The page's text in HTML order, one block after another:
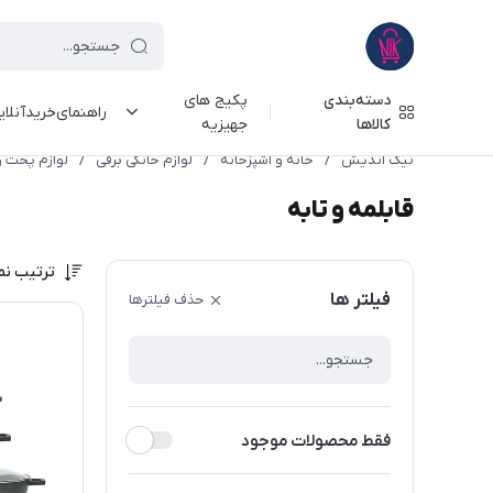
دسته‌بندی
کالاها
پکیج های
جهیزیه
نیک اندیش / خانه و آشپزخانه / لوازم خانگی برقی / لوازم پخت
قابلمه و تابه
فیلتر ها حذف فیلترها
فقط محصولات موجود
ترتیب